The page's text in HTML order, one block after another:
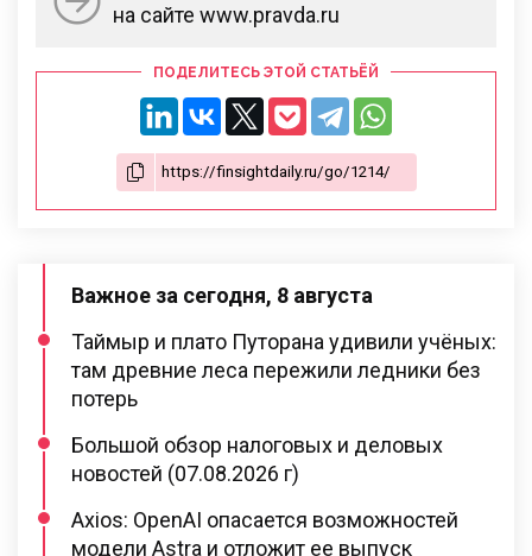
на сайте www.pravda.ru
ПОДЕЛИТЕСЬ ЭТОЙ СТАТЬЁЙ
Важное за сегодня, 8 августа
Таймыр и плато Путорана удивили учёных:
там древние леса пережили ледники без
потерь
Большой обзор налоговых и деловых
новостей (07.08.2026 г)
Axios: OpenAI опасается возможностей
модели Astra и отложит ее выпуск